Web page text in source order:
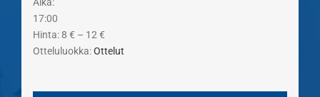
17:00
Hinta: 8 € – 12 €
Otteluluokka: Ottelut